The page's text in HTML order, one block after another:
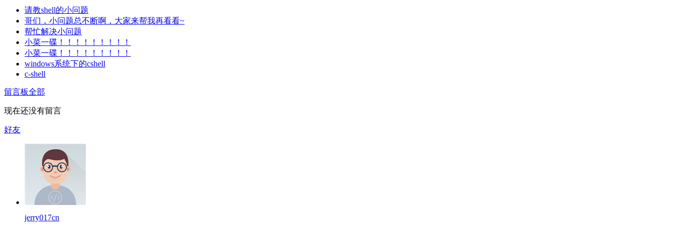
请教shell的小问题
哥们，小问题总不断啊，大家来帮我再看看~
帮忙解决小问题
小菜一碟！！！！！！！！！
小菜一碟！！！！！！！！！
windows系统下的cshell
c-shell
留言板全部
现在还没有留言
好友
jerry017cn